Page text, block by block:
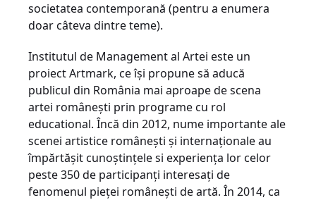
societatea contemporană (pentru a enumera
doar câteva dintre teme).
Institutul de Management al Artei este un
proiect Artmark, ce îşi propune să aducă
publicul din România mai aproape de scena
artei româneşti prin programe cu rol
educational. Încă din 2012, nume importante ale
scenei artistice româneşti şi internaţionale au
împărtăşit cunoştinţele si experienţa lor celor
peste 350 de participanţi interesaţi de
fenomenul pieţei româneşti de artă. În 2014, ca